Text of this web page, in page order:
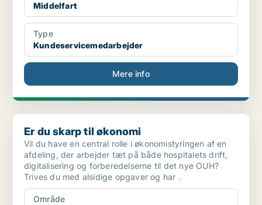
Middelfart
Type
Kundeservicemedarbejder
Mere info
Er du skarp til økonomi
Er du skarp til økonomi
Vil du have en central rolle i økonomistyringen af en
afdeling, der arbejder tæt på både hospitalets drift,
digitalisering og forberedelserne til det nye OUH?
Trives du med alsidige opgaver og har .
Område